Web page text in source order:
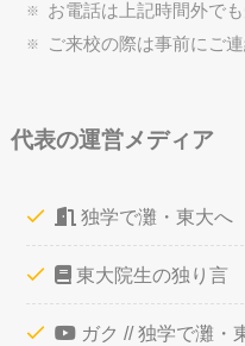
お電話は上記時間外で
ご来校の際は事前にご
代表の運営メディア
独学で灘・東大へ
東大院生の独り言
ガク // 独学で灘・